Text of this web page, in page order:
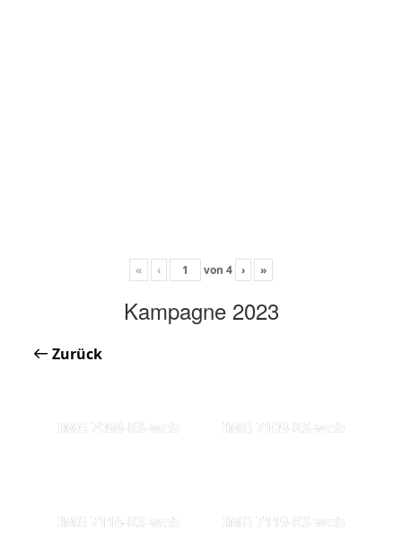
« ‹ von 4 › »
Kampagne 2023
Zurück
IMG 7098-KS-web IMG 7109-KS-web
IMG 7116-KS-web IMG 7119-KS-web